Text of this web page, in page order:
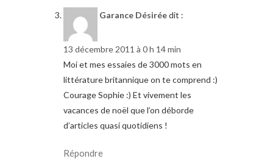
Garance Désiréedit :
13 décembre 2011 à 0 h 14 min
Moi et mes essaies de 3000 mots en
littérature britannique on te comprend :)
Courage Sophie :) Et vivement les
vacances de noël que l’on déborde
d’articles quasi quotidiens !
Répondre